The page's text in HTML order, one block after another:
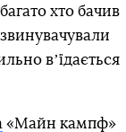
хто бачив
вʼїдається
«Майн кампф»